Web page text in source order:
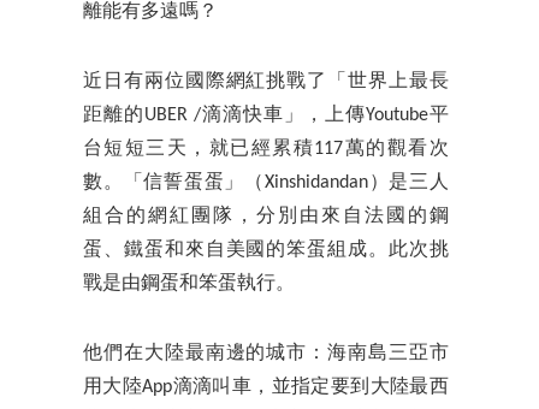
離能有多遠嗎？
近日有兩位國際網紅挑戰了「世界上最長
距離的UBER /滴滴快車」，上傳Youtube平
台短短三天，就已經累積117萬的觀看次
數。「信誓蛋蛋」（Xinshidandan）是三人
組合的網紅團隊，分別由來自法國的鋼
蛋、鐵蛋和來自美國的笨蛋組成。此次挑
戰是由鋼蛋和笨蛋執行。
他們在大陸最南邊的城市：海南島三亞市
用大陸App滴滴叫車，並指定要到大陸最西